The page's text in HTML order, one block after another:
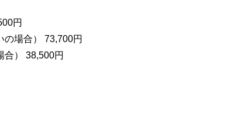
円
の場合） 73,700円
合） 38,500円